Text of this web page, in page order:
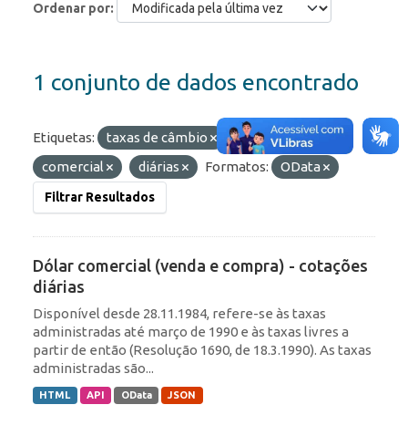
Ordenar por
1 conjunto de dados encontrado
Etiquetas: taxas de câmbio
taxas
comercial
diárias Formatos: OData
Filtrar Resultados
Dólar comercial (venda e compra) - cotações
diárias
Disponível desde 28.11.1984, refere-se às taxas
administradas até março de 1990 e às taxas livres a
partir de então (Resolução 1690, de 18.3.1990). As taxas
administradas são...
HTML API OData JSON